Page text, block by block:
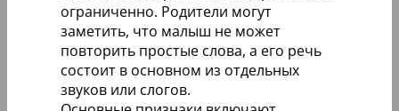
ограниченно. Родители могут
заметить, что малыш не может
повторить простые слова, а его речь
состоит в основном из отдельных
звуков или слогов.